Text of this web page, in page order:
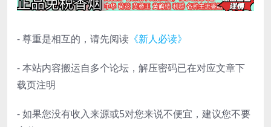
- 尊重是相互的，请先阅读 《新人必读》
- 本站内容搬运自多个论坛，解压密码已在对应文章下
载页注明
- 如果您没有收入来源或5对您来说不便宜，建议您不要